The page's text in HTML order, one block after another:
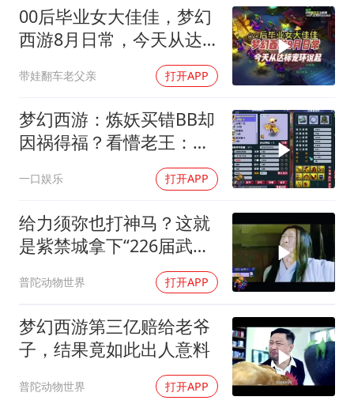
东方甄选被判赔偿江小白30万元
奋进开新局 实干挑大梁
00后毕业女大佳佳，梦幻
西游8月日常，今天从达
带娃翻车老父亲 打开APP
梦幻西游：炼妖买错BB却
因祸得福？看懵老王：合
一口娱乐 打开APP
给力须弥也打神马？这就
是紫禁城拿下“226届武神
普陀动物世界 打开APP
梦幻西游第三亿赔给老爷
子，结果竟如此出人意料
普陀动物世界 打开APP